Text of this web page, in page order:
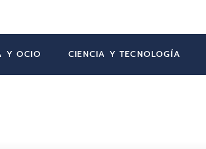
Y OCIO CIENCIA Y TECNOLOGÍA